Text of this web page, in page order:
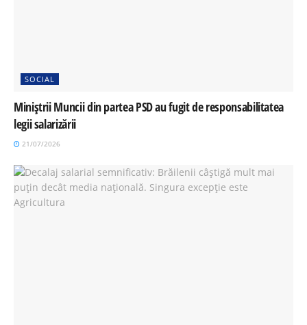
SOCIAL
Miniștrii Muncii din partea PSD au fugit de responsabilitatea
legii salarizării
21/07/2026